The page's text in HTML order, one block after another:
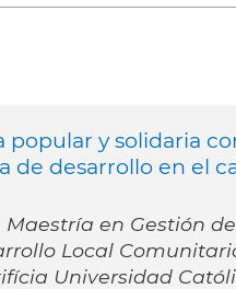
popular y solidaria
de desarrollo en el
Maestría en Gestión
Local
Universidad